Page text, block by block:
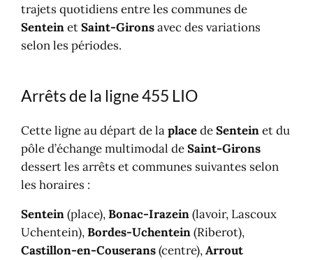
trajets quotidiens entre les communes de
SenteinetSaint-Gironsavec des variations
selon les périodes.
Arrêts de la ligne 455 LIO
Cette ligne au départ de laplacedeSenteinet du
pôle d’échange multimodal deSaint-Girons
dessert les arrêts et communes suivantes selon
les horaires :
Sentein(place),Bonac-Irazein(lavoir, Lascoux
Uchentein),Bordes-Uchentein(Riberot),
Castillon-en-Couserans(centre),Arrout